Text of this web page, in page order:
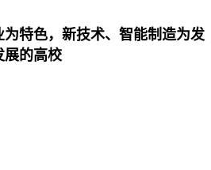
特色，新技术、智能制造为发
展的高校